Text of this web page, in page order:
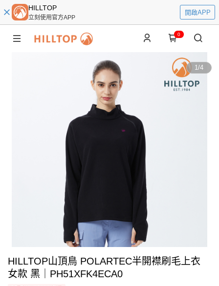
HILLTOP
立刻使用官方APP
開啟APP
0
1/4
HILLTOP山頂鳥 POLARTEC半開襟刷毛上衣
女款 黑｜PH51XFK4ECA0